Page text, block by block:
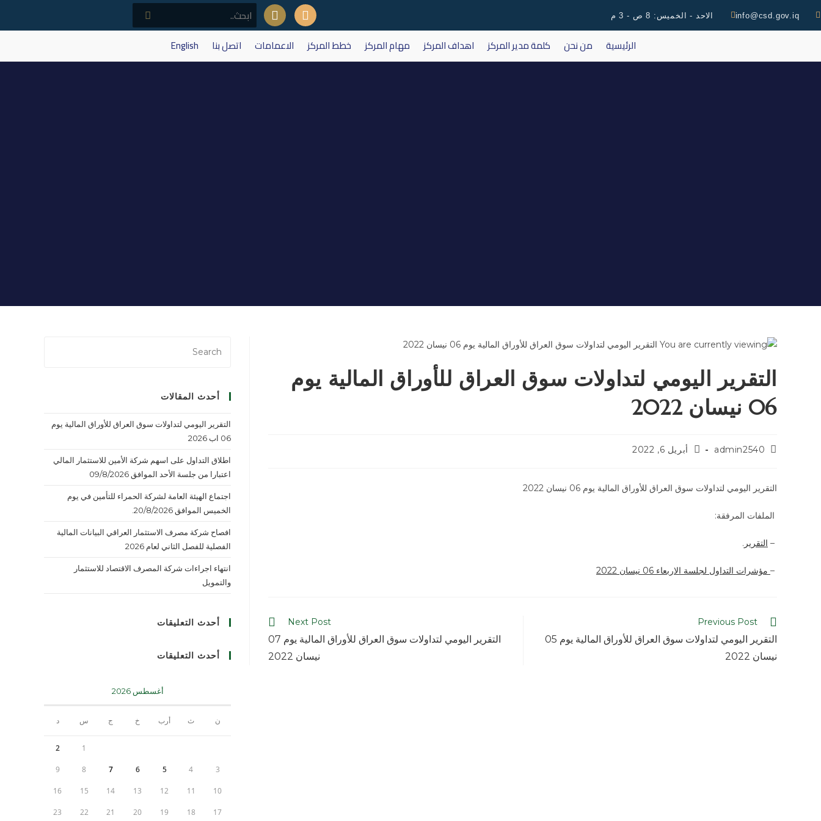
info@csd.gov.iq الاحد - الخميس: 8 ص - 3 م
الرئيسية من نحن كلمة مدير المركز اهداف المركز مهام المركز خطط المركز الاعمامات اتصل بنا English
التقرير اليومي لتداولات سوق العراق للأوراق المالية يوم
06 نيسان 2022
admin2540 أبريل 6, 2022
التقرير اليومي لتداولات سوق العراق للأوراق المالية يوم 06 نيسان 2022
الملفات المرفقة:
– التقرير .
– مؤشرات التداول لجلسة الاربعاء 06 نيسان 2022
Previous Post
التقرير اليومي لتداولات سوق العراق للأوراق المالية يوم 05
نيسان 2022
Next Post
التقرير اليومي لتداولات سوق العراق للأوراق المالية يوم 07
نيسان 2022
أحدث المقالات
التقرير اليومي لتداولات سوق العراق للأوراق المالية يوم
06 اب 2026
اطلاق التداول على اسهم شركة الأمين للاستثمار المالي
اعتبارا من جلسة الأحد الموافق 09/8/2026
اجتماع الهيئة العامة لشركة الحمراء للتأمين في يوم
الخميس الموافق 20/8/2026.
افصاح شركة مصرف الاستثمار العراقي البيانات المالية
الفصلية للفصل الثاني لعام 2026
انتهاء اجراءات شركة المصرف الاقتصاد للاستثمار
والتمويل
أحدث التعليقات
أحدث التعليقات
أغسطس 2026
ن ث أرب خ ج س د
1
2
3
4
5
6
7
8
9
10
11
12
13
14
15
16
17
18
19
20
21
22
23